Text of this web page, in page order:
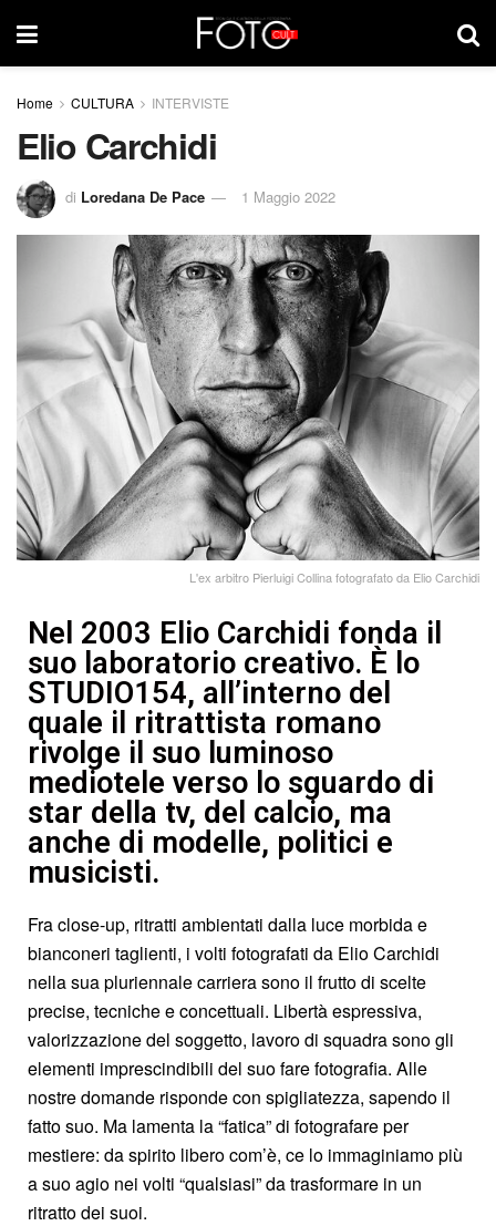
Home CULTURA INTERVISTE
Elio Carchidi
di Loredana De Pace 1 Maggio 2022
L'ex arbitro Pierluigi Collina fotografato da Elio Carchidi
Nel 2003 Elio Carchidi fonda il
suo laboratorio creativo. È lo
STUDIO154, all’interno del
quale il ritrattista romano
rivolge il suo luminoso
mediotele verso lo sguardo di
star della tv, del calcio, ma
anche di modelle, politici e
musicisti.
Fra close-up, ritratti ambientati dalla luce morbida e
bianconeri taglienti, i volti fotografati da Elio Carchidi
nella sua pluriennale carriera sono il frutto di scelte
precise, tecniche e concettuali. Libertà espressiva,
valorizzazione del soggetto, lavoro di squadra sono gli
elementi imprescindibili del suo fare fotografia. Alle
nostre domande risponde con spigliatezza, sapendo il
fatto suo. Ma lamenta la “fatica” di fotografare per
mestiere: da spirito libero com’è, ce lo immaginiamo più
a suo agio nei volti “qualsiasi” da trasformare in un
ritratto dei suoi.